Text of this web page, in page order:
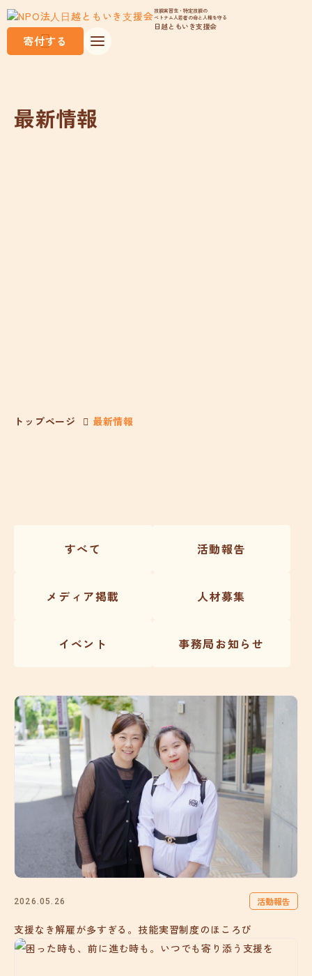
技能実習生・特定技能の
ベトナム人若者の命と人権を守る
日越ともいき支援会
寄付する
最新情報
トップページ 最新情報
すべて 活動報告
メディア掲載 人材募集
イベント 事務局お知らせ
2026.05.26 活動報告
支援なき解雇が多すぎる。技能実習制度のほころび